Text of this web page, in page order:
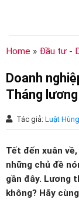
dung
Home » Đầu tư -
Doanh
Tháng
Tác giả: Luật
Tết đến xuân
những chủ đề
gần đây. Lương
không? Hãy